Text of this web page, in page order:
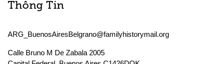
Thông Tin
ARG_BuenosAiresBelgrano@familyhistorymail.org
Calle Bruno M De Zabala 2005